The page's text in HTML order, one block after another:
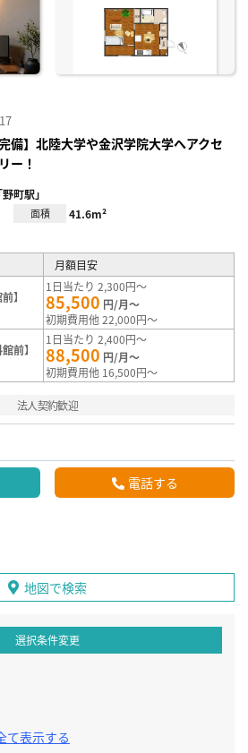
備】北陸大学や金沢学院大学へアクセ
ー！
町駅」
面積 41.6m²
月額目安
】
1日当たり 2,300円～
85,500 円/月～
初期費用他 22,000円～
前】
1日当たり 2,400円～
88,500 円/月～
初期費用他 16,500円～
法人契約歓迎
電話する
地図で検索
選択条件変更
て表示する